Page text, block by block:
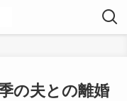
の夫との離婚